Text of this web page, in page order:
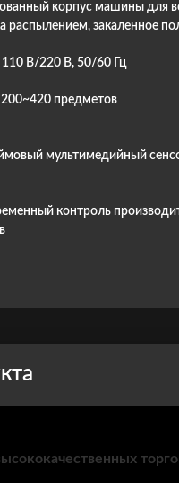
корпус машины для
распылением, закаленное
110 В/220 В, 50/60 Гц
предметов
мультимедийный
контроль